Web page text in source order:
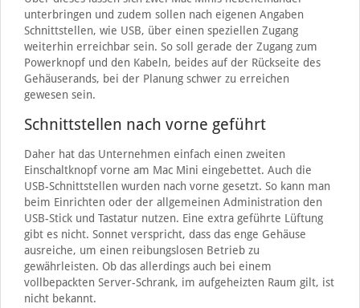
unterbringen und zudem sollen nach eigenen Angaben
Schnittstellen, wie USB, über einen speziellen Zugang
weiterhin erreichbar sein. So soll gerade der Zugang zum
Powerknopf und den Kabeln, beides auf der Rückseite des
Gehäuserands, bei der Planung schwer zu erreichen
gewesen sein.
Schnittstellen nach vorne geführt
Daher hat das Unternehmen einfach einen zweiten
Einschaltknopf vorne am Mac Mini eingebettet. Auch die
USB-Schnittstellen wurden nach vorne gesetzt. So kann man
beim Einrichten oder der allgemeinen Administration den
USB-Stick und Tastatur nutzen. Eine extra geführte Lüftung
gibt es nicht. Sonnet verspricht, dass das enge Gehäuse
ausreiche, um einen reibungslosen Betrieb zu
gewährleisten. Ob das allerdings auch bei einem
vollbepackten Server-Schrank, im aufgeheizten Raum gilt, ist
nicht bekannt.